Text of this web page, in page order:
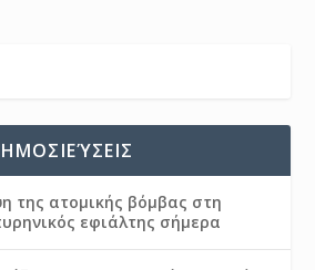
της ατομικής βόμβας στη
εφιάλτης σήμερα